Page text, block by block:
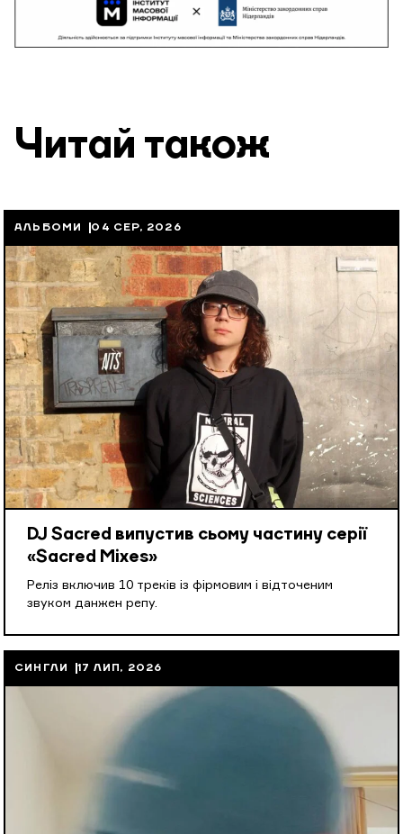
Читай також
АЛЬБОМИ 04 СЕР, 2026
DJ Sacred випустив сьому частину серії
«Sacred Mixes»
Реліз включив 10 треків із фірмовим і відточеним
звуком данжен репу.
СИНГЛИ 17 ЛИП, 2026